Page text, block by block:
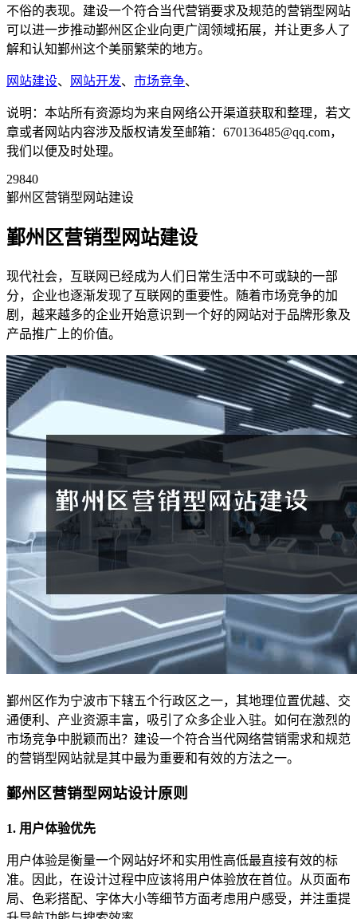
不俗的表现。建设一个符合当代营销要求及规范的营销型网站
可以进一步推动鄞州区企业向更广阔领域拓展，并让更多人了
解和认知鄞州这个美丽繁荣的地方。
网站建设、 网站开发、 市场竞争、
说明：本站所有资源均为来自网络公开渠道获取和整理，若文
章或者网站内容涉及版权请发至邮箱：670136485@qq.com，
我们以便及时处理。
29840
鄞州区营销型网站建设
鄞州区营销型网站建设
现代社会，互联网已经成为人们日常生活中不可或缺的一部
分，企业也逐渐发现了互联网的重要性。随着市场竞争的加
剧，越来越多的企业开始意识到一个好的网站对于品牌形象及
产品推广上的价值。
鄞州区作为宁波市下辖五个行政区之一，其地理位置优越、交
通便利、产业资源丰富，吸引了众多企业入驻。如何在激烈的
市场竞争中脱颖而出？建设一个符合当代网络营销需求和规范
的营销型网站就是其中最为重要和有效的方法之一。
鄞州区营销型网站设计原则
1. 用户体验优先
用户体验是衡量一个网站好坏和实用性高低最直接有效的标
准。因此，在设计过程中应该将用户体验放在首位。从页面布
局、色彩搭配、字体大小等细节方面考虑用户感受，并注重提